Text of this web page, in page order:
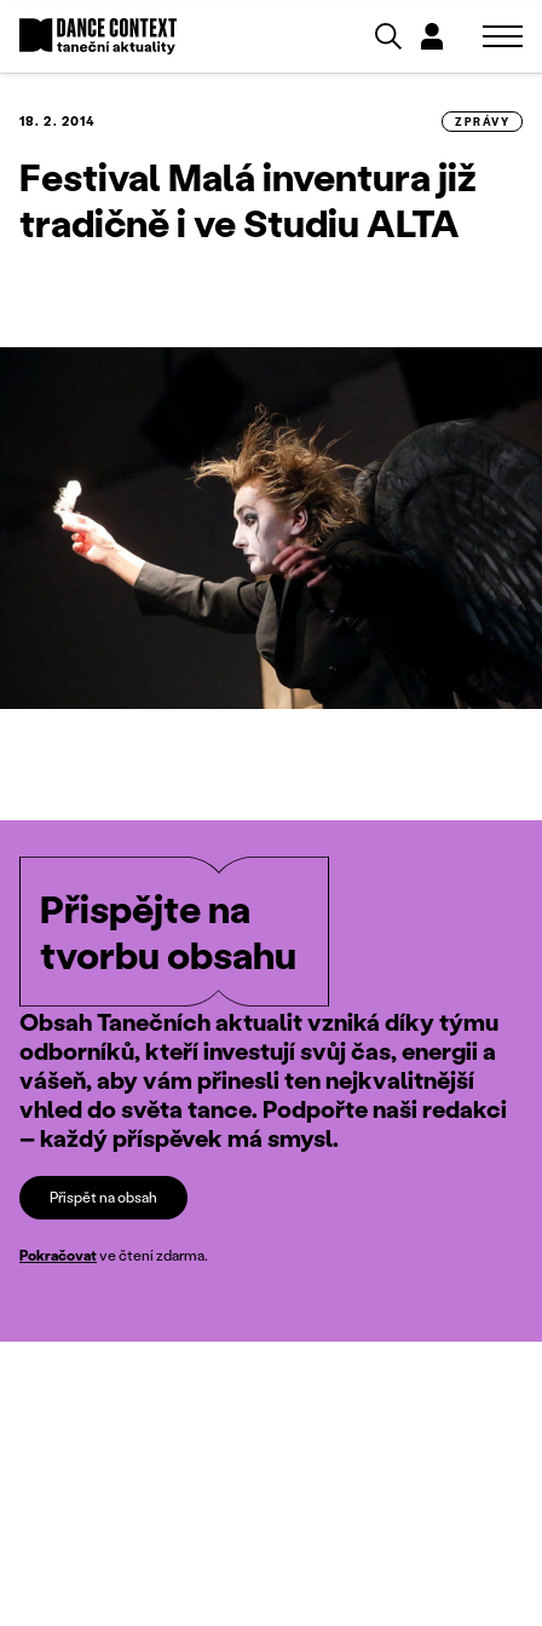
18. 2. 2014 ZPRÁVY
Festival Malá inventura již
tradičně i ve Studiu ALTA
Přispějte na
tvorbu obsahu
Obsah Tanečních aktualit vzniká díky týmu
odborníků, kteří investují svůj čas, energii a
vášeň, aby vám přinesli ten nejkvalitnější
vhled do světa tance. Podpořte naši redakci
– každý příspěvek má smysl.
Přispět na obsah
Pokračovatve čtení zdarma.